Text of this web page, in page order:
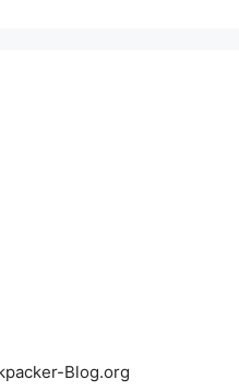
Blog.org